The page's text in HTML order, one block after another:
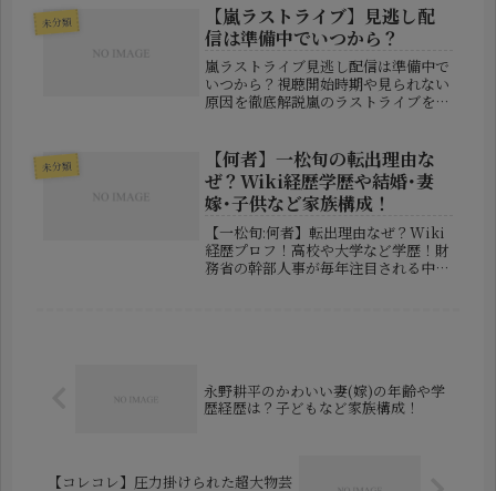
りさん。2人がグループを去る理由と
して発表されたのは、「...
未分類
【嵐ラストライブ】見逃し配
信は準備中でいつから？
嵐ラストライブ見逃し配信は準備中で
いつから？視聴開始時期や見られない
原因を徹底解説嵐のラストライブを見
いる方も多いのではないでしょうか。
チケット代を支払ったにもかかわらず
映...
未分類
【何者】一松旬の転出理由な
ぜ？Wiki経歴学歴や結婚･妻
嫁･子供など家族構成！
【一松旬:何者】転出理由なぜ？Wiki
経歴プロフ！高校や大学など学歴！財
務省の幹部人事が毎年注目される中、
永野耕平のかわいい妻(嫁)の年齢や学
歴経歴は？子どもなど家族構成！
【コレコレ】圧力掛けられた超大物芸